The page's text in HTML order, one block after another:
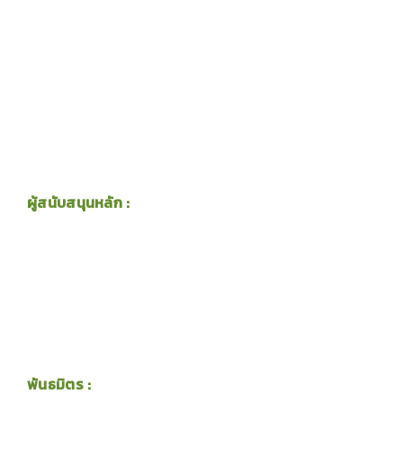
ผู้สนับสนุนหลัก :
พันธมิตร :